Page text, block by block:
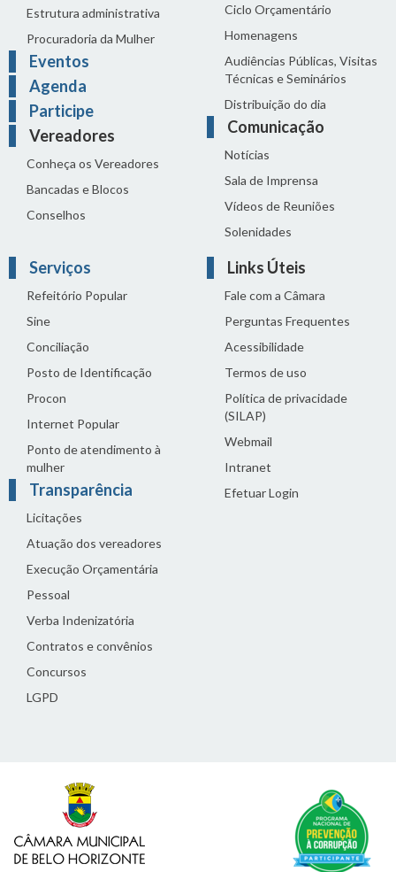
Estrutura administrativa
Procuradoria da Mulher
Eventos
Agenda
Participe
Vereadores
Conheça os Vereadores
Bancadas e Blocos
Conselhos
Ciclo Orçamentário
Homenagens
Audiências Públicas, Visitas
Técnicas e Seminários
Distribuição do dia
Comunicação
Notícias
Sala de Imprensa
Vídeos de Reuniões
Solenidades
Serviços
Refeitório Popular
Sine
Conciliação
Posto de Identificação
Procon
Internet Popular
Ponto de atendimento à
mulher
Transparência
Licitações
Atuação dos vereadores
Execução Orçamentária
Pessoal
Verba Indenizatória
Contratos e convênios
Concursos
LGPD
Links Úteis
Fale com a Câmara
Perguntas Frequentes
Acessibilidade
Termos de uso
Política de privacidade
(SILAP)
Webmail
Intranet
Efetuar Login